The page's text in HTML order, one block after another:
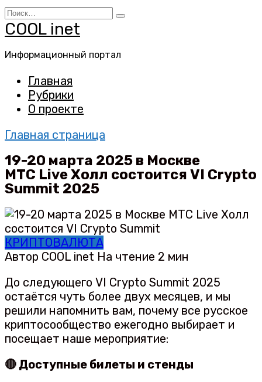
Перейти
к
содержанию
Search
for:
COOL inet
Информационный портал
Главная
Рубрики
О проекте
Главная страница
19-20 марта 2025 в Москве
МТС Live Холл состоится VI Crypto
Summit 2025
КРИПТОВАЛЮТА
Автор COOL inet На чтение 2 мин
До следующего VI Crypto Summit 2025
остаётся чуть более двух месяцев, и мы
решили напомнить вам, почему все русское
криптосообщество ежегодно выбирает и
посещает наше мероприятие:
🔴 Доступные билеты и стенды